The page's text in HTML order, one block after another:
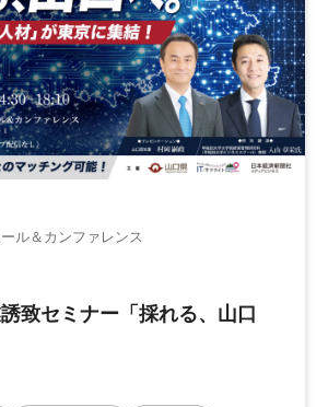
ル＆カンファレンス
致セミナー「採れる、山口